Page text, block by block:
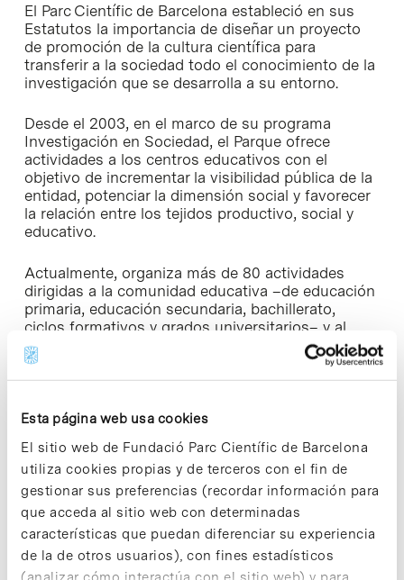
Esta página web usa cookies
El sitio web de Fundació Parc Científic de Barcelona
utiliza cookies propias y de terceros con el fin de
gestionar sus preferencias (recordar información para
que acceda al sitio web con determinadas
características que puedan diferenciar su experiencia
de la de otros usuarios), con fines estadísticos
(analizar cómo interactúa con el sitio web) y para
El Parc Científic de Barcelona estableció en sus
Estatutos la importancia de diseñar un proyecto
de promoción de la cultura científica para
transferir a la sociedad todo el conocimiento de la
investigación que se desarrolla a su entorno.
Desde el 2003, en el marco de su programa
Investigación en Sociedad, el Parque ofrece
actividades a los centros educativos con el
objetivo de incrementar la visibilidad pública de la
entidad, potenciar la dimensión social y favorecer
la relación entre los tejidos productivo, social y
educativo.
Actualmente, organiza más de 80 actividades
dirigidas a la comunidad educativa –de educación
primaria, educación secundaria, bachillerato,
ciclos formativos y grados universitarios– y al
público en general en las que participan cerca de
5000 personas cada año.
El Consejo de Coordinación Pedagógica (CCP)
impulsado por el Instituto de Educación del
Ayuntamiento de Barcelona, es una red que reúne
actualmente 155 instituciones y entidades
ciudadanas que ofrecen actividades educativas
para escolares. El Parc Científic de Barcelona es
una de las entidades que forman parte.